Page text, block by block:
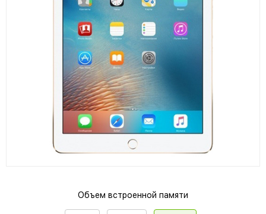
Объем встроенной памяти